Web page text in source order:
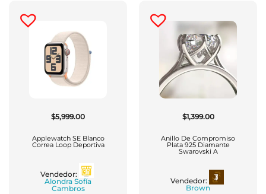
$5,999.00
Applewatch SE Blanco
Correa Loop Deportiva
Vendedor:
Alondra Sofía
Cambros
$1,399.00
Anillo De Compromiso
Plata 925 Diamante
Swarovski A
Vendedor:
Brown